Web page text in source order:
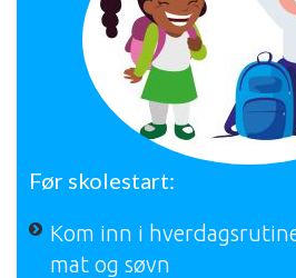
Før skolestart:
Kom inn i
mat og søvn